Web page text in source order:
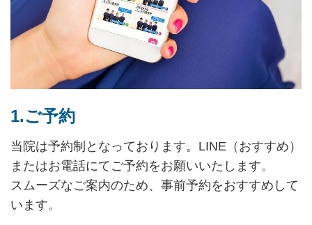
1.ご予約
当院は予約制となっております。LINE（おすすめ）
またはお電話にてご予約をお願いいたします。
スムーズなご案内のため、事前予約をおすすめして
います。